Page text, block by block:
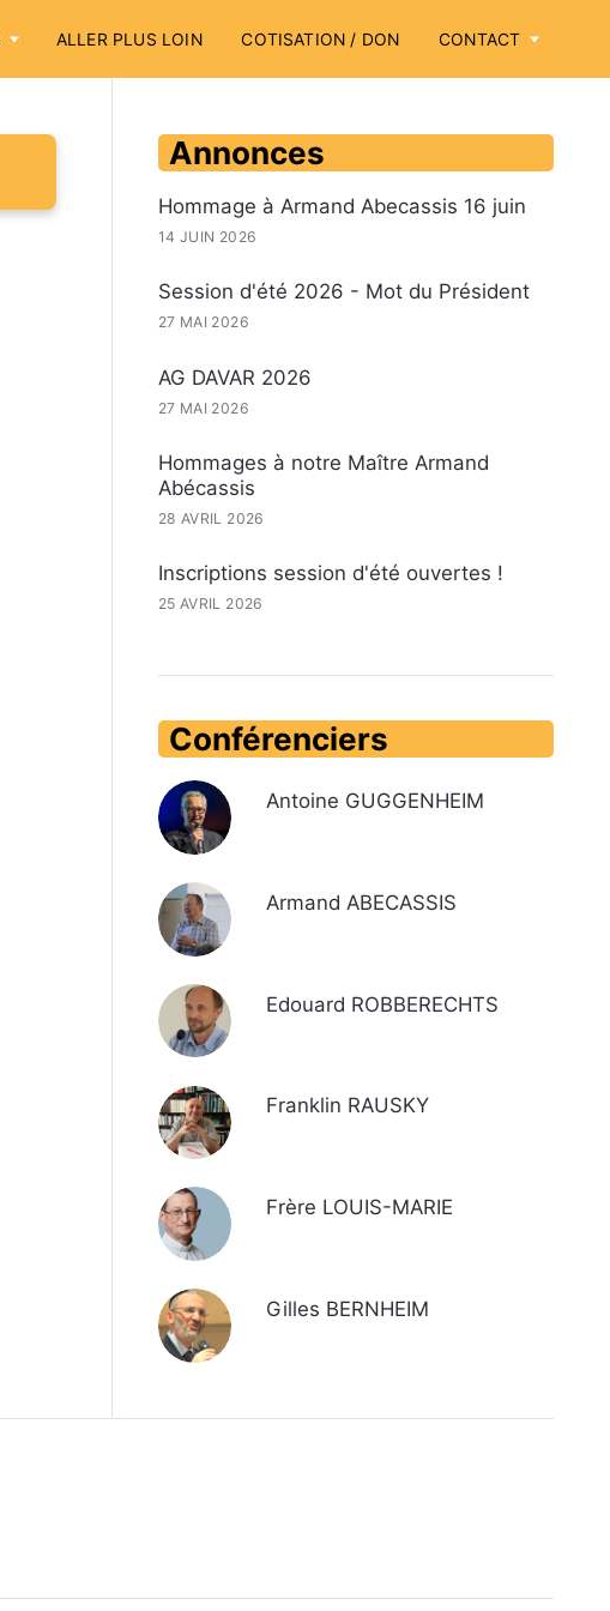
ALLER PLUS LOIN COTISATION / DON CONTACT
Annonces
Hommage à Armand Abecassis 16 juin
14 JUIN 2026
Session d'été 2026 - Mot du Président
27 MAI 2026
AG DAVAR 2026
27 MAI 2026
Hommages à notre Maître Armand
Abécassis
28 AVRIL 2026
Inscriptions session d'été ouvertes !
25 AVRIL 2026
Conférenciers
Antoine GUGGENHEIM
Armand ABECASSIS
Edouard ROBBERECHTS
Franklin RAUSKY
Frère LOUIS-MARIE
Gilles BERNHEIM